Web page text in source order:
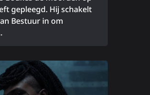
gepleegd. Hij schakelt
Bestuur in om